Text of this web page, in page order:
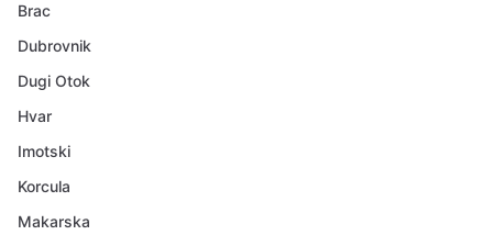
Brac
Dubrovnik
Dugi Otok
Hvar
Imotski
Korcula
Makarska